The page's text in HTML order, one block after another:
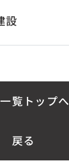
設
覧トップへ
戻る